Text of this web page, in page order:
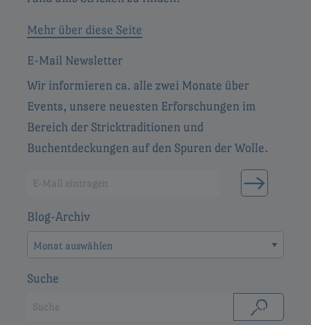
Mehr über diese Seite
E-Mail Newsletter
Wir informieren ca. alle zwei Monate über
Events, unsere neuesten Erforschungen im
Bereich der Stricktraditionen und
Buchentdeckungen auf den Spuren der Wolle.
Blog-Archiv
Blog-
Archiv
Suche